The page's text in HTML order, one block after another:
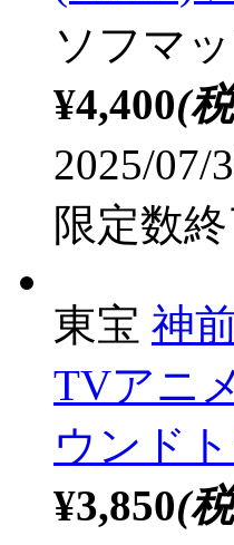
取扱店舗
セット商
ーズ』
フマッ
(76mm)
ソフマ